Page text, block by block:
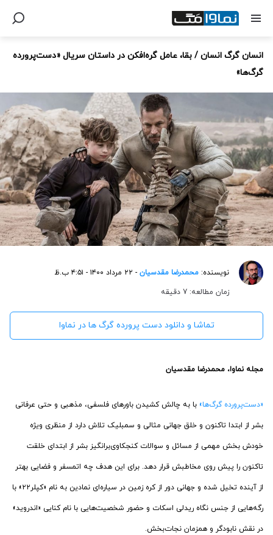
انسان گرگ انسان / بقا، عامل گره‌افکن در داستان سریال «دست‌پرورده
گرگ‌ها»
نویسنده: محمدرضا مقدسیان - ۲۲ مرداد ۱۴۰۰ - ۴:۵۱ ب.ظ
زمان مطالعه: 7 دقیقه
تماشا و دانلود دست پرورده گرگ ها در نماوا
مجله نماوا، محمدرضا مقدسیان
«دست‌پرورده گرگ‌ها» با به چالش کشیدن باورهای فلسفی، مذهبی و حتی عرفانی
بشر از ابتدا تاکنون و خلق جهانی مثالی و سمبلیک تلاش دارد از منظری ویژه
خودش بخش مهمی از مسائل و سوالات کنجکاوی‌برانگیز بشر از ابتدای خلقت
تاکنون را پیش روی مخاطبش قرار دهد. برای این هدف چه اتمسفر و فضایی بهتر
از آینده تخیل شده و جهانی دور از کره زمین در سیاره‌ای نمادین به نام «کپلر٢٢» با
رگه‌هایی از جنس نگاه ریدلی اسکات و حضور شخصیت‌هایی با نام کنایی «اندروید»
در نقش نابودگر و همزمان نجات‌بخش.